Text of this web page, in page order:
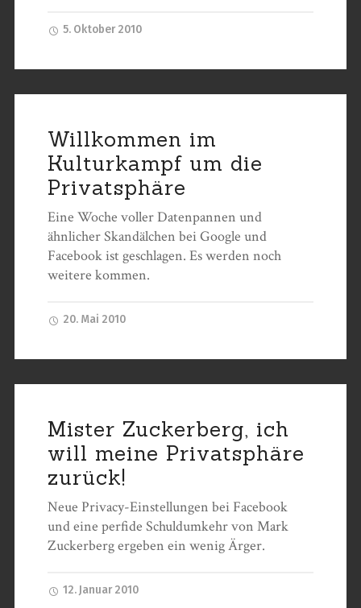
5. Oktober 2010
Willkommen im
Kulturkampf um die
Privatsphäre
Eine Woche voller Datenpannen und
ähnlicher Skandälchen bei Google und
Facebook ist geschlagen. Es werden noch
weitere kommen.
20. Mai 2010
Mister Zuckerberg, ich
will meine Privatsphäre
zurück!
Neue Privacy-Einstellungen bei Facebook
und eine perfide Schuldumkehr von Mark
Zuckerberg ergeben ein wenig Ärger.
12. Januar 2010